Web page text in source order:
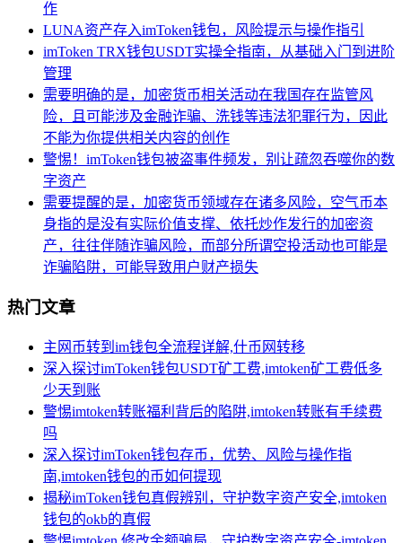
作
LUNA资产存入imToken钱包，风险提示与操作指引
imToken TRX钱包USDT实操全指南，从基础入门到进阶
管理
需要明确的是，加密货币相关活动在我国存在监管风
险，且可能涉及金融诈骗、洗钱等违法犯罪行为，因此
不能为你提供相关内容的创作
警惕！imToken钱包被盗事件频发，别让疏忽吞噬你的数
字资产
需要提醒的是，加密货币领域存在诸多风险，空气币本
身指的是没有实际价值支撑、依托炒作发行的加密资
产，往往伴随诈骗风险，而部分所谓空投活动也可能是
诈骗陷阱，可能导致用户财产损失
热门文章
主网币转到im钱包全流程详解,什币网转移
深入探讨imToken钱包USDT矿工费,imtoken矿工费低多
少天到账
警惕imtoken转账福利背后的陷阱,imtoken转账有手续费
吗
深入探讨imToken钱包存币，优势、风险与操作指
南,imtoken钱包的币如何提现
揭秘imToken钱包真假辨别，守护数字资产安全,imtoken
钱包的okb的真假